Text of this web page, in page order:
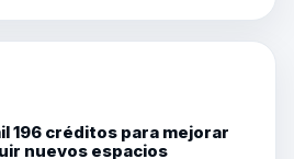
196 créditos para mejorar
nuevos espacios